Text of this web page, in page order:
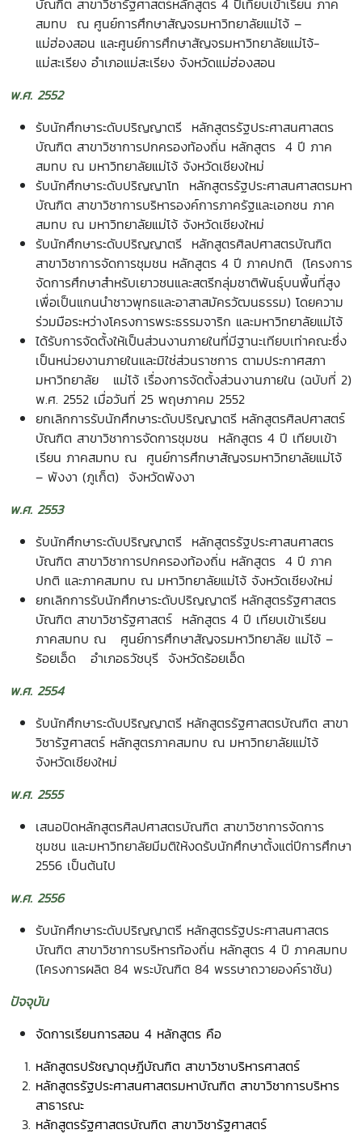
บัณฑิต สาขาวิชารัฐศาสตร์หลักสูตร 4 ปีเทียบเข้าเรียน ภาค
สมทบ ณ ศูนย์การศึกษาสัญจรมหาวิทยาลัยแม่โจ้ –
แม่ฮ่องสอน และศูนย์การศึกษาสัญจรมหาวิทยาลัยแม่โจ้-
แม่สะเรียง อำเภอแม่สะเรียง จังหวัดแม่ฮ่องสอน
พ.ศ. 2552
รับนักศึกษาระดับปริญญาตรี หลักสูตรรัฐประศาสนศาสตร
บัณฑิต สาขาวิชาการปกครองท้องถิ่น หลักสูตร 4 ปี ภาค
สมทบ ณ มหาวิทยาลัยแม่โจ้ จังหวัดเชียงใหม่
รับนักศึกษาระดับปริญญาโท หลักสูตรรัฐประศาสนศาสตรมหา
บัณฑิต สาขาวิชาการบริหารองค์การภาครัฐและเอกชน ภาค
สมทบ ณ มหาวิทยาลัยแม่โจ้ จังหวัดเชียงใหม่
รับนักศึกษาระดับปริญญาตรี หลักสูตรศิลปศาสตรบัณฑิต
สาขาวิชาการจัดการชุมชน หลักสูตร 4 ปี ภาคปกติ (โครงการ
จัดการศึกษาสำหรับเยาวชนและสตรีกลุ่มชาติพันธุ์บนพื้นที่สูง
เพื่อเป็นแกนนำชาวพุทธและอาสาสมัครวัฒนธรรม) โดยความ
ร่วมมือระหว่างโครงการพระธรรมจาริก และมหาวิทยาลัยแม่โจ้
ได้รับการจัดตั้งให้เป็นส่วนงานภายในที่มีฐานะเทียบเท่าคณะซึ่ง
เป็นหน่วยงานภายในและมิใช่ส่วนราชการ ตามประกาศสภา
มหาวิทยาลัย แม่โจ้ เรื่องการจัดตั้งส่วนงานภายใน (ฉบับที่ 2)
พ.ศ. 2552 เมื่อวันที่ 25 พฤษภาคม 2552
ยกเลิกการรับนักศึกษาระดับปริญญาตรี หลักสูตรศิลปศาสตร์
บัณฑิต สาขาวิชาการจัดการชุมชน หลักสูตร 4 ปี เทียบเข้า
เรียน ภาคสมทบ ณ ศูนย์การศึกษาสัญจรมหาวิทยาลัยแม่โจ้
– พังงา (ภูเก็ต) จังหวัดพังงา
พ.ศ. 2553
รับนักศึกษาระดับปริญญาตรี หลักสูตรรัฐประศาสนศาสตร
บัณฑิต สาขาวิชาการปกครองท้องถิ่น หลักสูตร 4 ปี ภาค
ปกติ และภาคสมทบ ณ มหาวิทยาลัยแม่โจ้ จังหวัดเชียงใหม่
ยกเลิกการรับนักศึกษาระดับปริญญาตรี หลักสูตรรัฐศาสตร
บัณฑิต สาขาวิชารัฐศาสตร์ หลักสูตร 4 ปี เทียบเข้าเรียน
ภาคสมทบ ณ ศูนย์การศึกษาสัญจรมหาวิทยาลัย แม่โจ้ –
ร้อยเอ็ด อำเภอธวัชบุรี จังหวัดร้อยเอ็ด
พ.ศ. 2554
รับนักศึกษาระดับปริญญาตรี หลักสูตรรัฐศาสตรบัณฑิต สาขา
วิชารัฐศาสตร์ หลักสูตรภาคสมทบ ณ มหาวิทยาลัยแม่โจ้
จังหวัดเชียงใหม่
พ.ศ. 2555
เสนอปิดหลักสูตรศิลปศาสตรบัณฑิต สาขาวิชาการจัดการ
ชุมชน และมหาวิทยาลัยมีมติให้งดรับนักศึกษาตั้งแต่ปีการศึกษา
2556 เป็นต้นไป
พ.ศ. 2556
รับนักศึกษาระดับปริญญาตรี หลักสูตรรัฐประศาสนศาสตร
บัณฑิต สาขาวิชาการบริหารท้องถิ่น หลักสูตร 4 ปี ภาคสมทบ
(โครงการผลิต 84 พระบัณฑิต 84 พรรษาถวายองค์ราชัน)
ปัจจุบัน
จัดการเรียนการสอน 4 หลักสูตร คือ
หลักสูตรปรัชญาดุษฎีบัณฑิต สาขาวิชาบริหารศาสตร์
หลักสูตรรัฐประศาสนศาสตรมหาบัณฑิต สาขาวิชาการบริหาร
สาธารณะ
หลักสูตรรัฐศาสตรบัณฑิต สาขาวิชารัฐศาสตร์